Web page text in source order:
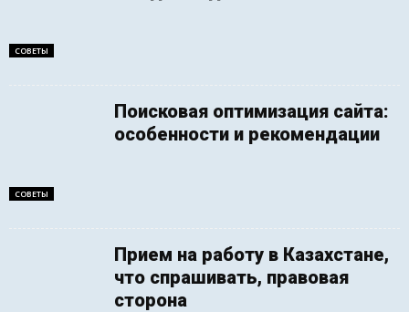
СОВЕТЫ
СОВЕТЫ
Поисковая оптимизация сайта:
особенности и рекомендации
Прием на работу в Казахстане,
что спрашивать, правовая
сторона